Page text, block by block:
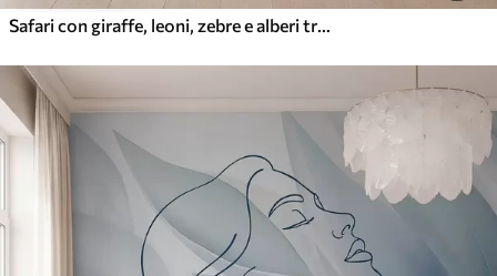
Safari con giraffe, leoni, zebre e alberi tropicali